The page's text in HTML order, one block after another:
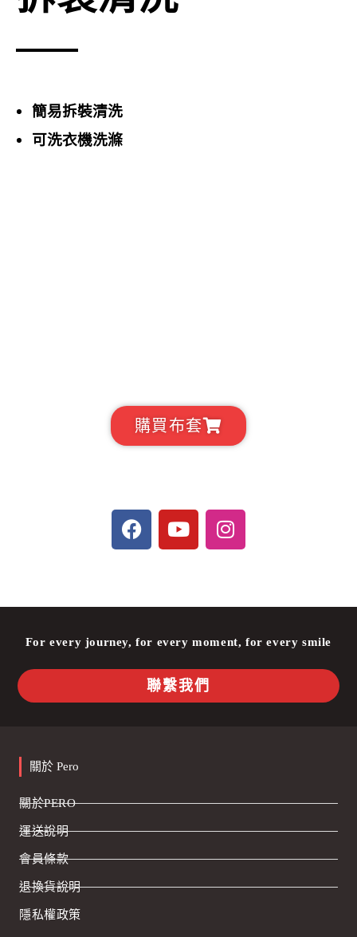
簡易拆裝清洗
可洗衣機洗滌
購買布套
For every journey, for every moment, for every smile
聯繫我們
關於 Pero
關於PERO
運送說明
會員條款
退換貨說明
隱私權政策